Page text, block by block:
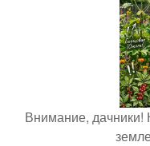
Внимание,